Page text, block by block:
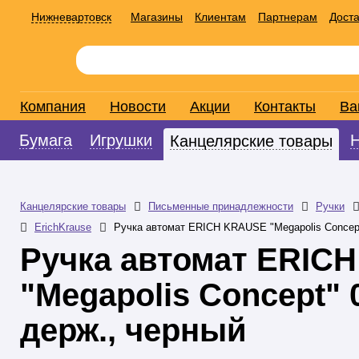
Нижневартовск Магазины Клиентам Партнерам
Компания Новости Акции Контакты
Бумага Игрушки Канцелярские товары
Канцелярские товары Письменные принадлежности
Ручки
ErichKrause
Ручка автомат ERICH KRAUSE "Megapolis
Ручка автомат
"Megapolis Concept"
держ., черный